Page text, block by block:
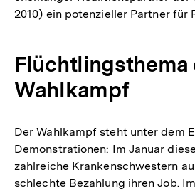
2010) ein potenzieller Partner für
Wahlkampf
Der Wahlkampf steht unter dem
Demonstrationen: Im Januar
zahlreiche Krankenschwestern
schlechte Bezahlung ihren Job.